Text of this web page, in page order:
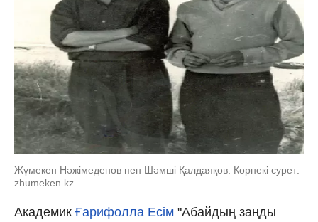
Жұмекен Нәжімеденов пен Шәмші Қалдаяқов. Көрнекі сурет:
zhumeken.kz
Академик Ғарифолла Есім "Абайдың заңды